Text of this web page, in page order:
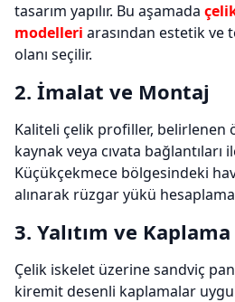
tasarım yapılır. Bu aşamada
modelleri arasından estetik ve
olanı seçilir.
2. İmalat ve Montaj
Kaliteli çelik profiller, belirlenen
kaynak veya cıvata bağlantıları
Küçükçekmece bölgesindeki
alınarak rüzgar yükü
3. Yalıtım ve Kaplama
Çelik iskelet üzerine sandviç
kiremit desenli kaplamalar